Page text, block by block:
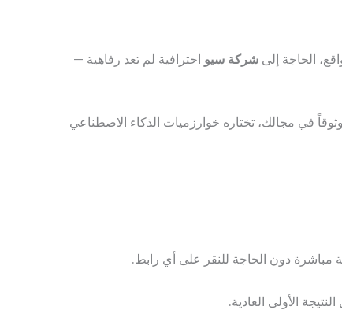
شركة سيو احترافية لم تعد رفاهية —
في مجالك، تختاره خوارزميات الذكاء الاصطناعي
الأولى العادية.